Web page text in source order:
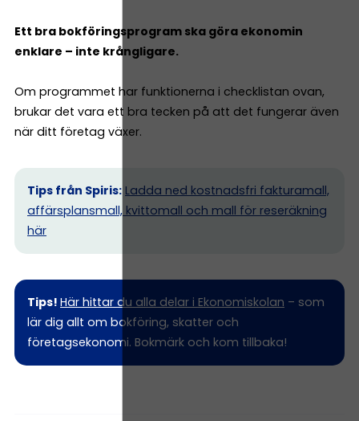
Ett bra bokföringsprogram ska göra ekonomin
enklare – inte krångligare.
Om programmet har funktionerna i checklistan ovan,
brukar det vara ett bra tecken på att det fungerar även
när ditt företag växer.
Tips från Spiris: Ladda ned kostnadsfri fakturamall,
affärsplansmall, kvittomall och mall för reseräkning
här
Tips! Här hittar du alla delar i Ekonomiskolan – som
lär dig allt om bokföring, skatter och
företagsekonomi. Bokmärk och kom tillbaka!